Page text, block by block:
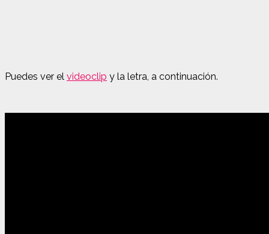
Puedes ver el videoclip y la letra, a continuación.